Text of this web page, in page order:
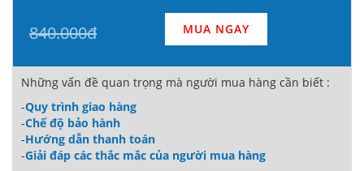
840.000đ MUA NGAY
Những vấn đề quan trọng mà người mua hàng cần biết :
-Quy trình giao hàng
-Chế độ bảo hành
-Hướng dẫn thanh toán
-Giải đáp các thắc mắc của người mua hàng